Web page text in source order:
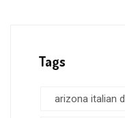
Tags
arizona italian